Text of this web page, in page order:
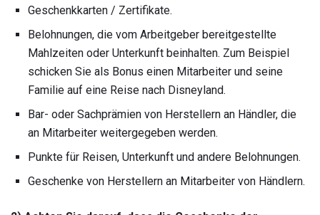
Geschenkkarten / Zertifikate.
Belohnungen, die vom Arbeitgeber bereitgestellte
Mahlzeiten oder Unterkunft beinhalten. Zum Beispiel
schicken Sie als Bonus einen Mitarbeiter und seine
Familie auf eine Reise nach Disneyland.
Bar- oder Sachprämien von Herstellern an Händler, die
an Mitarbeiter weitergegeben werden.
Punkte für Reisen, Unterkunft und andere Belohnungen.
Geschenke von Herstellern an Mitarbeiter von Händlern.